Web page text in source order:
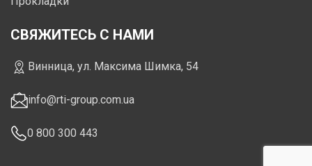
СВЯЖИТЕСЬ С НАМИ
Винница, ул. Максима Шимка, 54
info@rti-group.com.ua
0 800 300 443